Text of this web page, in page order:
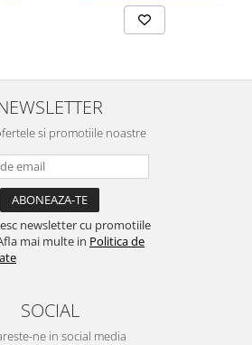
si promotiile noastre
newsletter cu promotiile
mai multe in Politica de
SOCIAL
ne in social media